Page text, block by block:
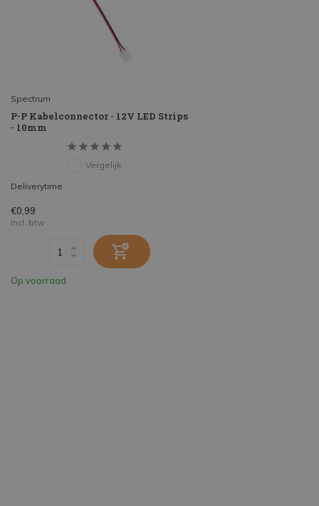
Spectrum
P-P Kabelconnector - 12V LED Strips
- 10mm
Vergelijk
Deliverytime
€0,99
Incl. btw
Op voorraad